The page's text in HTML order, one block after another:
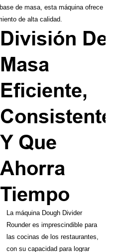
de masa, esta máquina ofrece
de alta calidad.
División De
Masa
Eficiente,
Consistente
Y Que
Ahorra
Tiempo
La máquina Dough Divider
Rounder es imprescindible para
las cocinas de los restaurantes,
con su capacidad para lograr